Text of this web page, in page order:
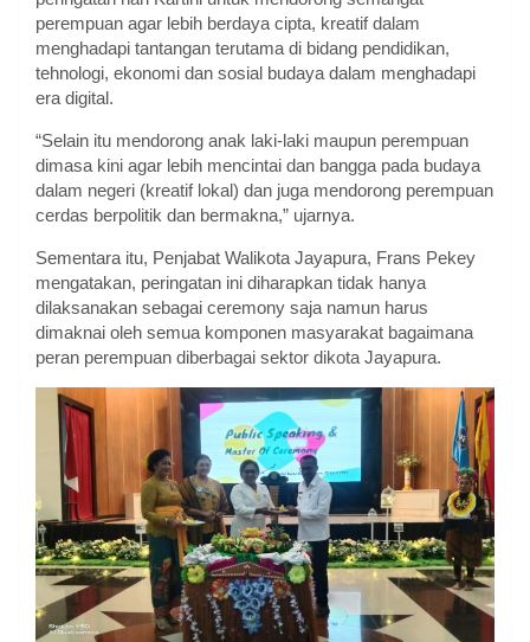
perempuan agar lebih berdaya cipta, kreatif dalam
menghadapi tantangan terutama di bidang pendidikan,
tehnologi, ekonomi dan sosial budaya dalam menghadapi
era digital.
“Selain itu mendorong anak laki-laki maupun perempuan
dimasa kini agar lebih mencintai dan bangga pada budaya
dalam negeri (kreatif lokal) dan juga mendorong perempuan
cerdas berpolitik dan bermakna,” ujarnya.
Sementara itu, Penjabat Walikota Jayapura, Frans Pekey
mengatakan, peringatan ini diharapkan tidak hanya
dilaksanakan sebagai ceremony saja namun harus
dimaknai oleh semua komponen masyarakat bagaimana
peran perempuan diberbagai sektor dikota Jayapura.